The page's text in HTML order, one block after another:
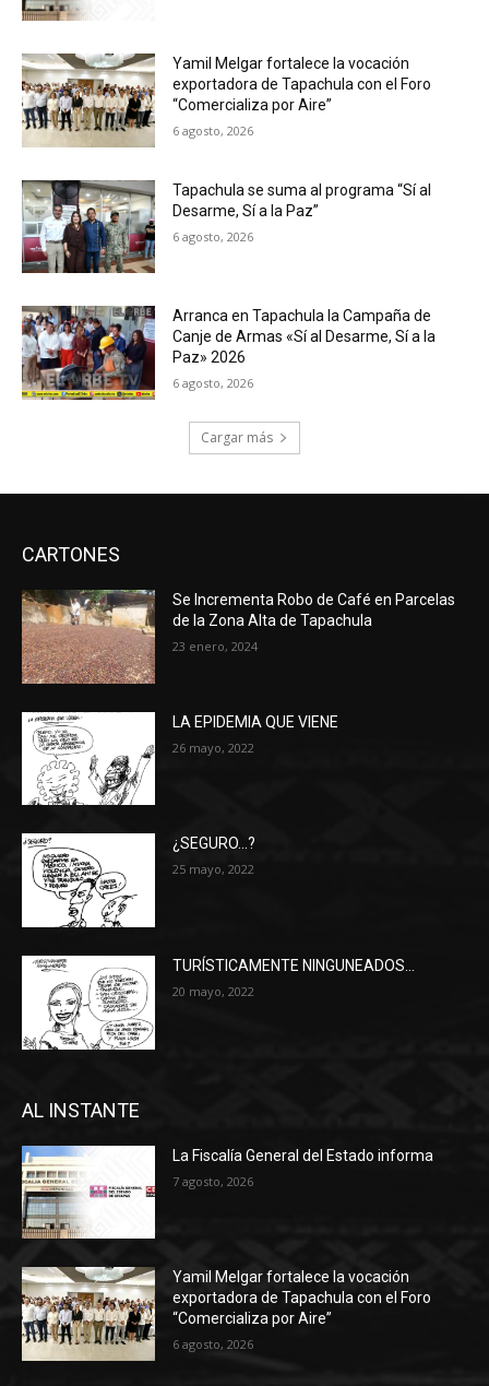
Yamil Melgar fortalece la vocación
exportadora de Tapachula con el Foro
“Comercializa por Aire”
6 agosto, 2026
Tapachula se suma al programa “Sí al
Desarme, Sí a la Paz”
6 agosto, 2026
Arranca en Tapachula la Campaña de
Canje de Armas «Sí al Desarme, Sí a la
Paz» 2026
6 agosto, 2026
Cargar más
CARTONES
Se Incrementa Robo de Café en Parcelas
de la Zona Alta de Tapachula
23 enero, 2024
LA EPIDEMIA QUE VIENE
26 mayo, 2022
¿SEGURO…?
25 mayo, 2022
TURÍSTICAMENTE NINGUNEADOS…
20 mayo, 2022
AL INSTANTE
La Fiscalía General del Estado informa
7 agosto, 2026
Yamil Melgar fortalece la vocación
exportadora de Tapachula con el Foro
“Comercializa por Aire”
6 agosto, 2026